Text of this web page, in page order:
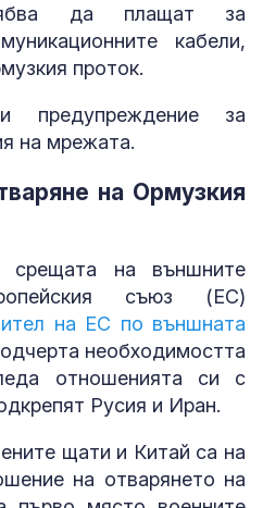
да плащат за
кабели,
проток.
предупреждение за
на мрежата.
на Ормузкия
срещата на външните
съюз (ЕС)
на ЕС по външната
необходимостта
отношенията си с
Русия и Иран.
щати и Китай са на
на отварянето на